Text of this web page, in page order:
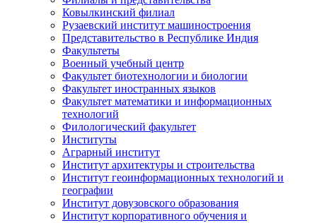
Ковылкинский филиал
Рузаевский институт машиностроения
Представительство в Республике Индия
Факультеты
Военный учебный центр
Факультет биотехнологии и биологии
Факультет иностранных языков
Факультет математики и информационных
технологий
Филологический факультет
Институты
Аграрный институт
Институт архитектуры и строительства
Институт геоинформационных технологий и
географии
Институт довузовского образования
Институт корпоративного обучения и